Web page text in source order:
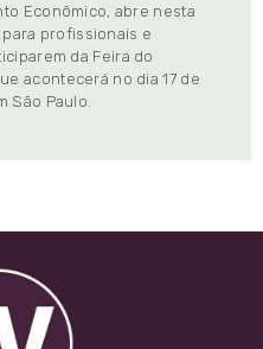
Econômico, abre nesta
profissionais e
da Feira do
acontecerá no dia 17 de
São Paulo.